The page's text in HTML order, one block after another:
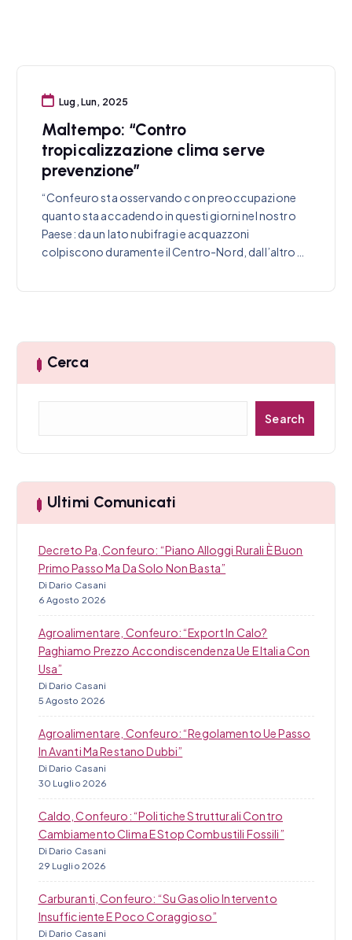
Lug, Lun, 2025
Maltempo: “Contro
tropicalizzazione clima serve
prevenzione”
“Confeuro sta osservando con preoccupazione
quanto sta accadendo in questi giorni nel nostro
Paese: da un lato nubifragi e acquazzoni
colpiscono duramente il Centro-Nord, dall’altro…
Cerca
a
Search
Ultimi Comunicati
Decreto Pa, Confeuro: “Piano Alloggi Rurali È Buon
Primo Passo Ma Da Solo Non Basta”
Di Dario Casani
6 Agosto 2026
Agroalimentare, Confeuro: “Export In Calo?
Paghiamo Prezzo Accondiscendenza Ue E Italia Con
Usa”
Di Dario Casani
5 Agosto 2026
Agroalimentare, Confeuro: “Regolamento Ue Passo
In Avanti Ma Restano Dubbi”
Di Dario Casani
30 Luglio 2026
Caldo, Confeuro: “Politiche Strutturali Contro
Cambiamento Clima E Stop Combustili Fossili”
Di Dario Casani
29 Luglio 2026
Carburanti, Confeuro: “Su Gasolio Intervento
Insufficiente E Poco Coraggioso”
Di Dario Casani